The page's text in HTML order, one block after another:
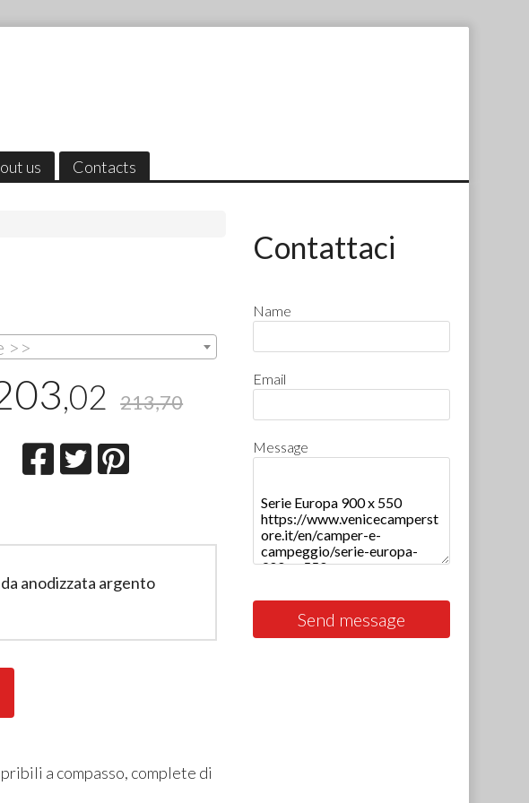
us Contacts
>>
,02 213,70
anodizzata argento
a compasso, complete di
Contattaci
Name
Email
Message
Send message